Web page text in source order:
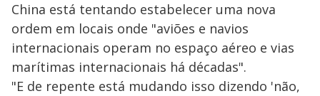
China está tentando estabelecer uma nova
ordem em locais onde "aviões e navios
internacionais operam no espaço aéreo e vias
marítimas internacionais há décadas".
"E de repente está mudando isso dizendo 'não,